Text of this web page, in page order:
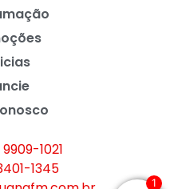
1
1021
1345